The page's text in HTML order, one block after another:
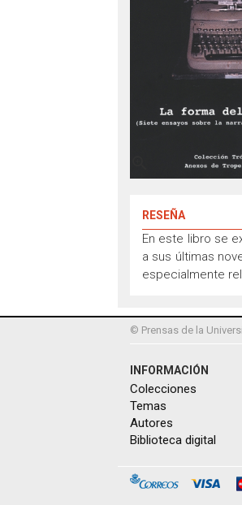
RESEÑA
En este libro se
a sus últimas
especialmente
© Prensas de la
INFORMACIÓN
Colecciones
Temas
Autores
Biblioteca digital